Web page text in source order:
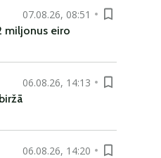
07.08.26, 08:51
miljonus eiro
06.08.26, 14:13
biržā
06.08.26, 14:20